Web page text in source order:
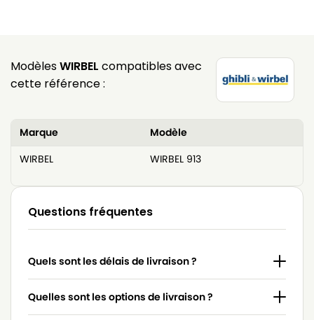
ModèlesWIRBEL compatibles avec
cette référence :
Marque
Modèle
WIRBEL
WIRBEL 913
Questions fréquentes
Quels sont les délais de livraison ?
Quelles sont les options de livraison ?